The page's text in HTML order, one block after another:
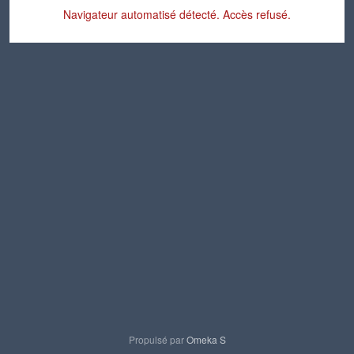
Navigateur automatisé détecté. Accès refusé.
Propulsé parOmeka S